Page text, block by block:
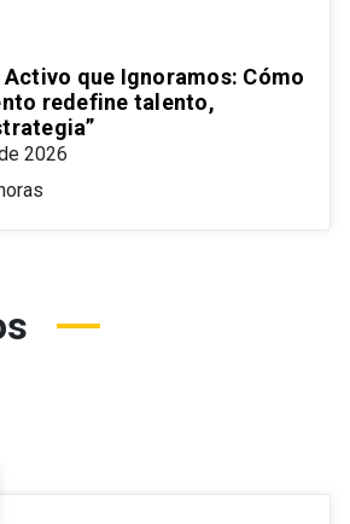
Activo que Ignoramos: Cómo
redefine talento,
2026